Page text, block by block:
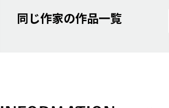
同じ作家の作品一覧